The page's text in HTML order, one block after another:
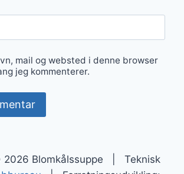
mail og websted i denne browser
jeg kommenterer.
2026 Blomkålssuppe | Teknisk